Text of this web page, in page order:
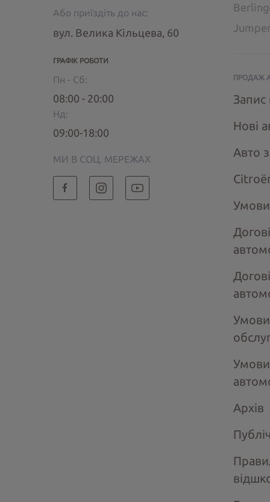
Або приїздіть до нас:
вул. Велика Кільцева, 60
ГРАФІК РОБОТИ
Пн - Сб:
08:00 - 20:00
Нд:
09:00-18:00
МИ В СОЦ. МЕРЕЖАХ
Jumper
ПРОДАЖ
Запис
Нові
Авто
Умови
Умови
Архів